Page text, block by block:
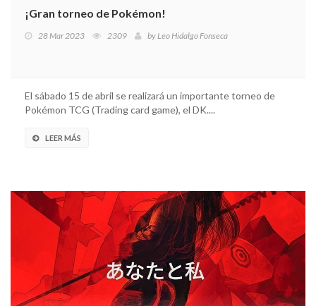
¡Gran torneo de Pokémon!
28 Mar 2023 2309 byLeo Hidalgo Fonseca
El sábado 15 de abril se realizará un importante torneo de
Pokémon TCG (Trading card game), el DK....
LEER MÁS